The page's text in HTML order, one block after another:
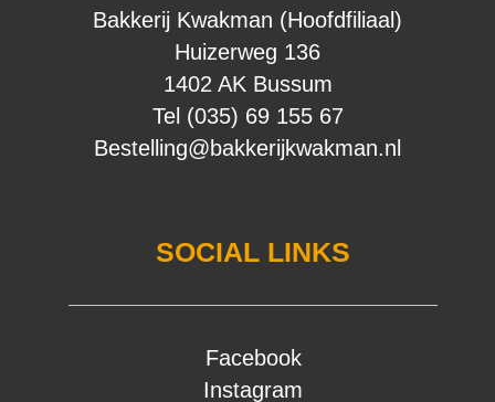
Bakkerij Kwakman (Hoofdfiliaal)
Huizerweg 136
1402 AK Bussum
Tel (035) 69 155 67
Bestelling@bakkerijkwakman.nl
SOCIAL LINKS
Facebook
Instagram